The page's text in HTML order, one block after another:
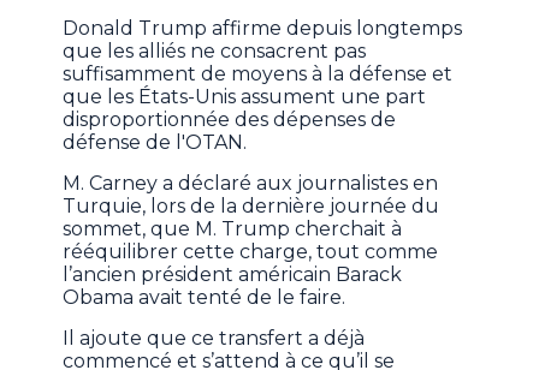
Donald Trump affirme depuis longtemps
que les alliés ne consacrent pas
suffisamment de moyens à la défense et
que les États-Unis assument une part
disproportionnée des dépenses de
défense de l'OTAN.
M. Carney a déclaré aux journalistes en
Turquie, lors de la dernière journée du
sommet, que M. Trump cherchait à
rééquilibrer cette charge, tout comme
l’ancien président américain Barack
Obama avait tenté de le faire.
Il ajoute que ce transfert a déjà
commencé et s’attend à ce qu’il se